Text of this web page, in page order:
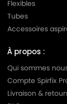
LG-
GOLDSTAR
LG-
GOLDSTAR
LG-
Flexibles
Tubes
Accessoires
À propos :
Qui sommes
Compte Spirfix
Livraison &